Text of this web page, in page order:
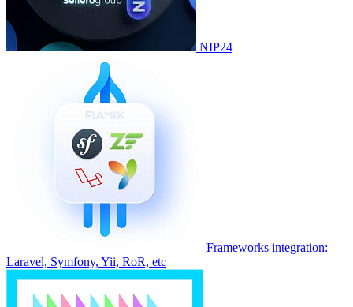
NIP24
Frameworks integration:
Laravel, Symfony, Yii, RoR, etc